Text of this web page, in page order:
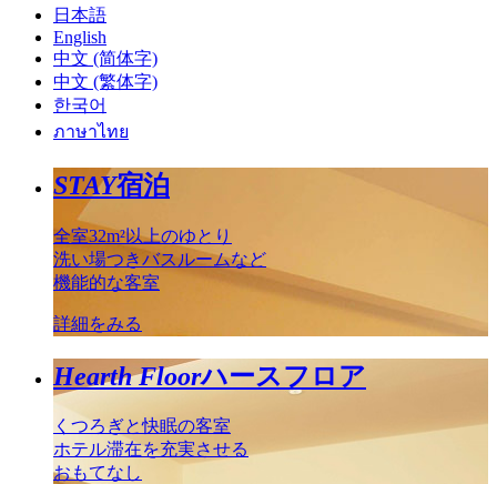
日本語
English
中文 (简体字)
中文 (繁体字)
한국어
ภาษาไทย
STAY宿泊
全室32m²以上のゆとり
洗い場つきバスルームなど
機能的な客室
詳細をみる
Hearth Floorハースフロア
くつろぎと快眠の客室
ホテル滞在を充実させる
おもてなし